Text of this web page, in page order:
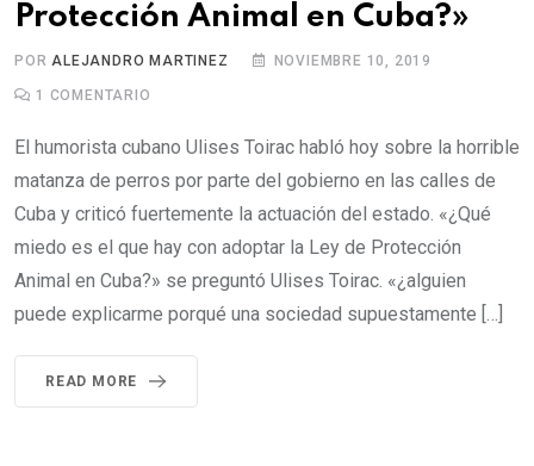
Protección Animal en Cuba?»
PORALEJANDRO MARTINEZ NOVIEMBRE 10, 2019
1 COMENTARIO
El humorista cubano Ulises Toirac habló hoy sobre la horrible
matanza de perros por parte del gobierno en las calles de
Cuba y criticó fuertemente la actuación del estado. «¿Qué
miedo es el que hay con adoptar la Ley de Protección
Animal en Cuba?» se preguntó Ulises Toirac. «¿alguien
puede explicarme porqué una sociedad supuestamente […]
READ MORE